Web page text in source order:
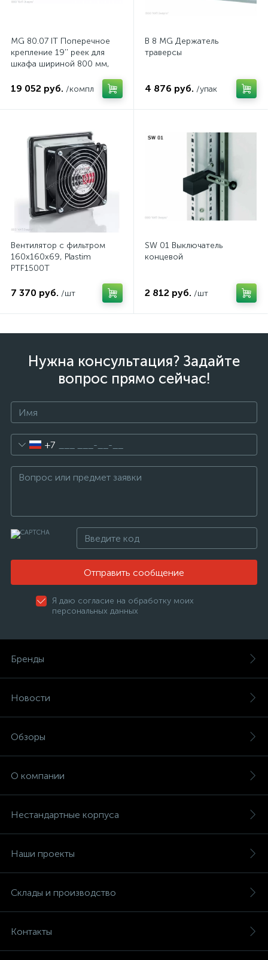
MG 80.07 IT Поперечное
крепление 19'' реек для
шкафа шириной 800 мм,
19 052 руб. /компл
B 8 MG Держатель
траверсы
4 876 руб. /упак
Вентилятор с фильтром
160x160x69, Plastim
PTF1500T
7 370 руб. /шт
SW 01 Выключатель
концевой
2 812 руб. /шт
Нужна консультация? Задайте
вопрос прямо сейчас!
+7
Отправить сообщение
Я даю согласие на обработку моих
персональных данных
Бренды
Новости
Обзоры
О компании
Нестандартные корпуса
Наши проекты
Склады и производство
Контакты